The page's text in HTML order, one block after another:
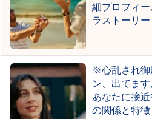
細プロフィ
ラストーリー
※心乱され
ン、出てま
あなたに接
の関係と特徴